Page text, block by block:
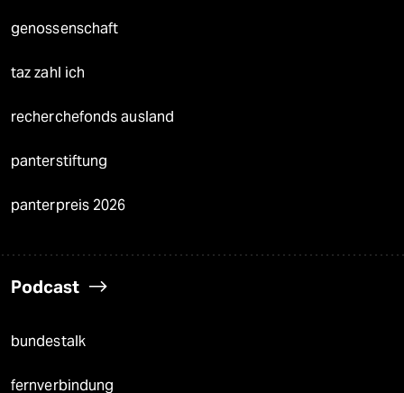
genossenschaft
taz zahl ich
recherchefonds ausland
panterstiftung
panterpreis 2026
Podcast
bundestalk
fernverbindung